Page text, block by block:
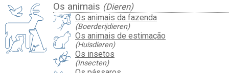
Os animais (Dieren)
Os animais da fazenda
(Boerderijdieren)
Os animais de estimação
(Huisdieren)
Os insetos
(Insecten)